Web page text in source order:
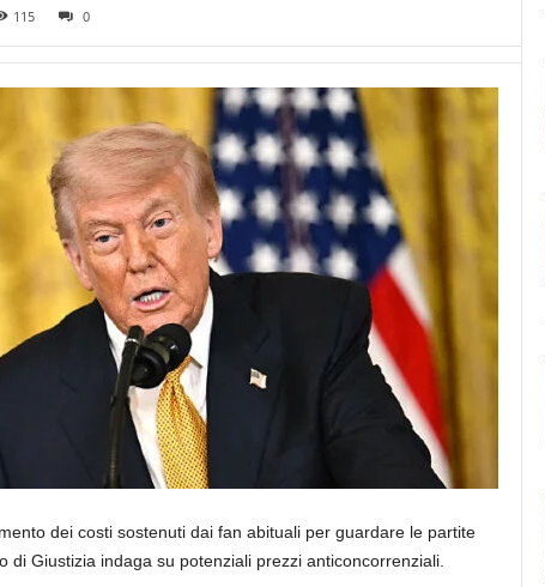
115 0
dei costi sostenuti dai fan abituali per guardare le partite
di Giustizia indaga su potenziali prezzi anticoncorrenziali.